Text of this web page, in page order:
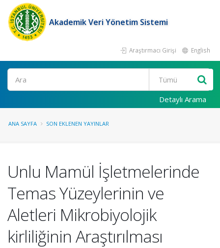
Akademik Veri Yönetim Sistemi
Araştırmacı Girişi English
Ara
Detaylı Arama
ANA SAYFA SON EKLENEN YAYINLAR
Unlu Mamül İşletmelerinde
Temas Yüzeylerinin ve
Aletleri Mikrobiyolojik
kirliliğinin Araştırılması